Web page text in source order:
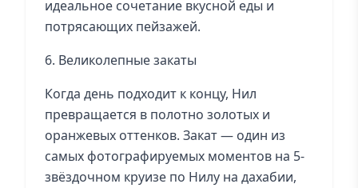
идеальное сочетание вкусной еды и
потрясающих пейзажей.
6. Великолепные закаты
Когда день подходит к концу, Нил
превращается в полотно золотых и
оранжевых оттенков. Закат — один из
самых фотографируемых моментов на 5-
звёздочном круизе по Нилу на дахабии,